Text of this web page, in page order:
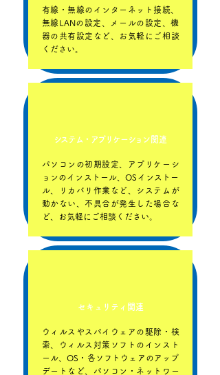
​有線・無線のインターネット接続、
無線LANの設定、メールの設定、機
器の共有設定など、お気軽にご相談
ください。
システム・アプリケーショ ン関連
パソコンの初期設定、アプリケーシ
ョンのインストール、OSインストー
ル、リカバリ作業など、システムが
動かない、不具合が発生した場合な
ど、お気軽にご相談ください。
セキュリティ関連
ウィルスやスパイウェアの駆除・検
索、ウィルス対策ソフトのインスト
ール、OS・各ソフトウェアのアップ
デートなど、パソコン・ネットワー